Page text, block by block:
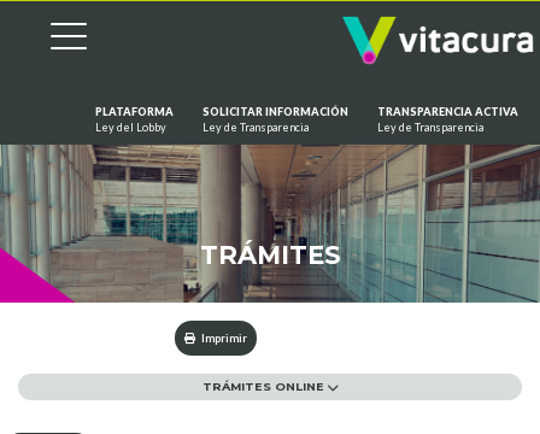
Saltar al contenido
PLATAFORMA
Ley del Lobby
SOLICITAR INFORMACIÓN
Ley de Transparencia
TRANSPARENCIA ACTIVA
Ley de Transparencia
TRÁMITES
Imprimir
TRÁMITES ONLINE